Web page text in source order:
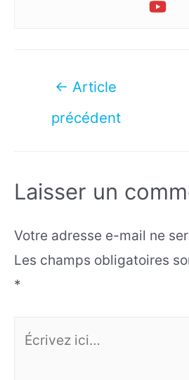
Navigation
l’article
← Article
précédent
Laisser un
Votre adresse e-mail ne
Les champs obligatoires
*
Écrivez